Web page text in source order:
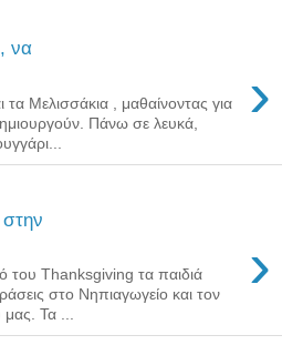
να
›
τα Μελισσάκια , μαθαίνοντας για
Πάνω σε λευκά,
›
του Thanksgiving τα παιδιά
στο Νηπιαγωγείο και τον
μας. Τα ...